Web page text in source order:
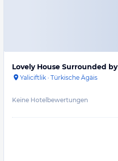
Lovely House Surrounded
Yaliciftlik · Türkische Ägäis
Keine Hotelbewertungen